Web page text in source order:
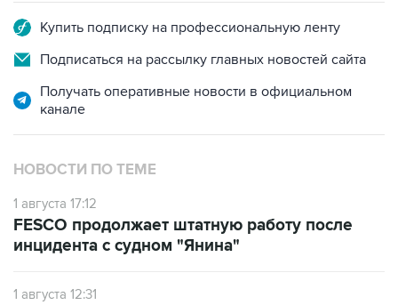
Купить подписку на профессиональную ленту
Подписаться на рассылку главных новостей сайта
Получать оперативные новости в официальном
канале
НОВОСТИ ПО ТЕМЕ
1 августа 17:12
FESCO продолжает штатную работу после
инцидента с судном "Янина"
1 августа 12:31